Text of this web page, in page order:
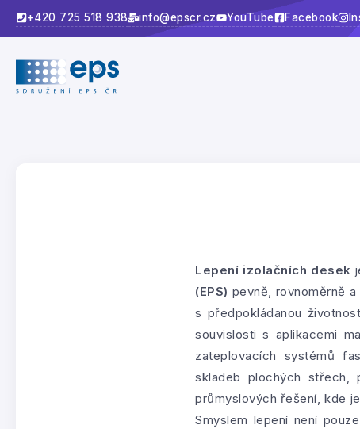
+420 725 518 938 info@epscr.cz YouTube Facebook
Lepení izolačních desek
(EPS) pevně, rovnoměrně
s předpokládanou
souvislosti s aplikacemi
zateplovacích systémů
skladeb plochých střech,
průmyslových řešení, kde
Smyslem lepení není